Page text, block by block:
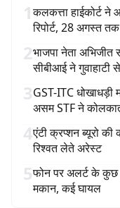
1कलकत्ता हाईकोर्ट
रिपोर्ट, 28 अगस्त
2भाजपा नेता
सीबीआई ने गुवाहाटी
3GST-ITC धोखाधड़ी
असम STF ने
4एंटी क्रप्शन ब्यूरो की
रिश्वत लेते अरेस्ट
5फोन पर अलर्ट के कुछ
मकान, कई घायल